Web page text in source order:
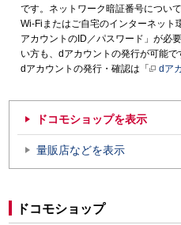
です。ネットワーク暗証番号につい
Wi-Fiまたはご自宅のインターネット
アカウントのID／パスワード」が必
い方も、dアカウントの発行が可能で
dアカウントの発行・確認は「
dア
ドコモショップを表示
量販店などを表示
ドコモショップ